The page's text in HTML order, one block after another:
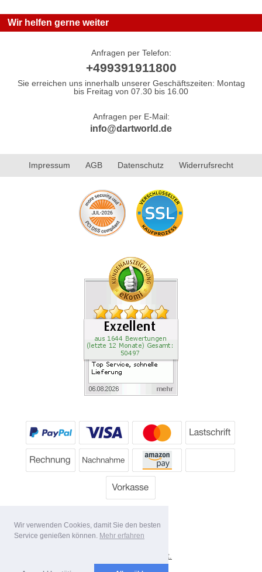
Wir verwenden Cookies, damit Sie den besten
Service genießen können. Mehr erfahren
Wir helfen gerne weiter
Anfragen per Telefon:
+499391911800
Sie erreichen uns innerhalb unserer Geschäftszeiten: Montag
bis Freitag von 07.30 bis 16.00
Anfragen per E-Mail:
info@dartworld.de
Impressum AGB Datenschutz Widerrufsrecht
Alle Preise inkl. MwSt.
Lieferbedingungen